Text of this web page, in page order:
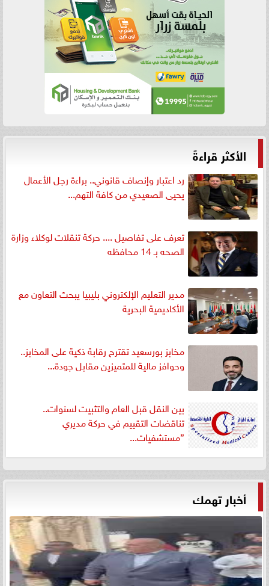
الأكثر قراءةً
رد اعتبار وإنصاف قانوني.. براءة رجل الأعمال
يحيى الصعيدي من كافة التهم...
تعرف على تفاصيل .... حركة تنقلات لوكلاء وزارة
الصحه بـ 14 محافظه
مدير التعليم الإلكتروني بليبيا يبحث التعاون مع
الأكاديمية البحرية
مخابز بورسعيد تقترح رقابة ذكية على المخابز..
وحوافز مالية للمتميزين مقابل جودة...
بين النقل قبل العام والتثبيت لسنوات..
تناقضات التقييم في حركة مديري
”مستشفيات...
أخبار تهمك